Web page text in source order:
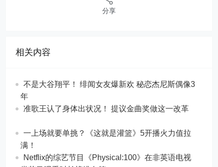
分享
相关内容
不是大谷翔平！ 绯闻女友爆新欢 秘恋杰尼斯偶像3
年
准歌王认了身体出状况！ 提议金曲奖做这一改革
一上场就要单挑？《这就是灌篮》5开播火力值拉
满！
Netflix的综艺节目《Physical:100》在非英语电视